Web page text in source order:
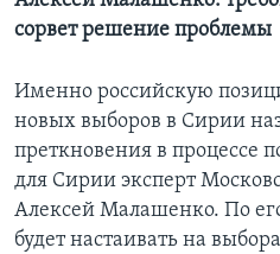
сорвет решение проблемы
Именно российскую
новых выборов в Сирии
преткновения в процессе
для Сирии эксперт
Алексей Малашенко. По
будет настаивать на